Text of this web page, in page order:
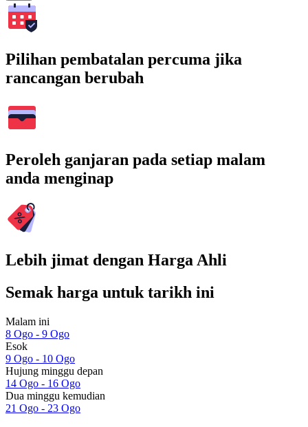
Pilihan pembatalan percuma jika
rancangan berubah
Peroleh ganjaran pada setiap malam
anda menginap
Lebih jimat dengan Harga Ahli
Semak harga untuk tarikh ini
Malam ini
8 Ogo - 9 Ogo
Esok
9 Ogo - 10 Ogo
Hujung minggu depan
14 Ogo - 16 Ogo
Dua minggu kemudian
21 Ogo - 23 Ogo